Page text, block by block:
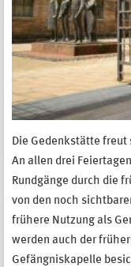
Die Gedenkstätte freut
An allen drei
Rundgänge durch die
von den noch
frühere Nutzung als
werden auch der
Gefängniskapelle